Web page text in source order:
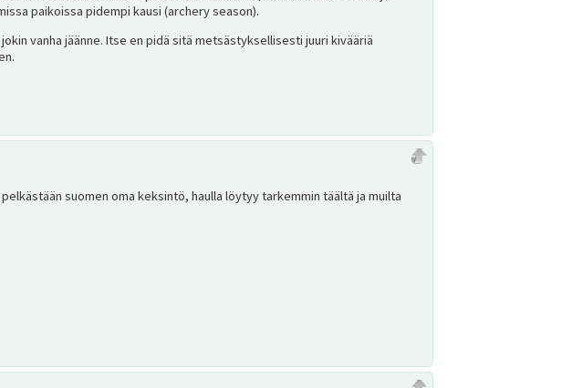
paikoissa pidempi kausi (archery season).
vanha jäänne. Itse en pidä sitä metsästyksellisesti juuri kivääriä
suomen oma keksintö, haulla löytyy tarkemmin täältä ja muilta